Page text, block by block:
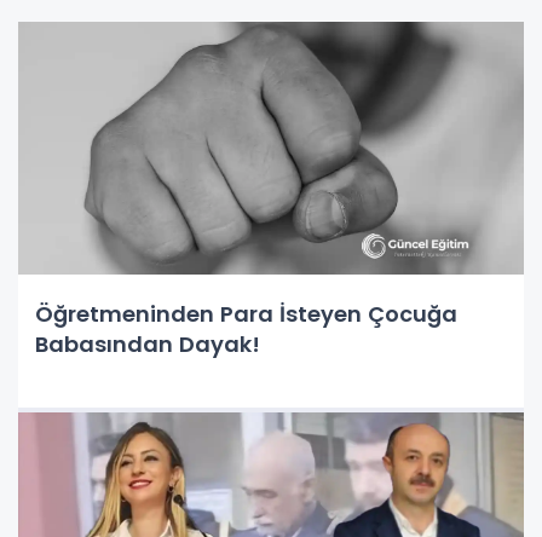
Öğretmeninden Para İsteyen Çocuğa
Babasından Dayak!